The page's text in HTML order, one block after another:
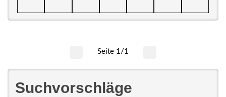
Seite 1/1
Suchvorschläge